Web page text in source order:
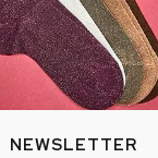
NEWSLETTER